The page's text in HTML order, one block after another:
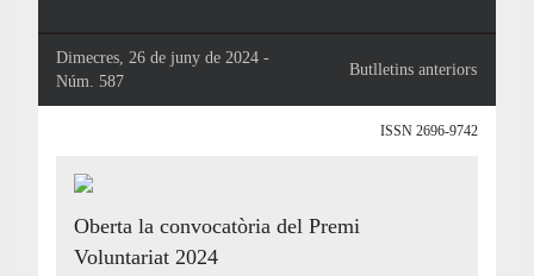
Dimecres, 26 de juny de 2024 -
Núm. 587
Butlletins anteriors
ISSN 2696-9742
Oberta la convocatòria del Premi
Voluntariat 2024